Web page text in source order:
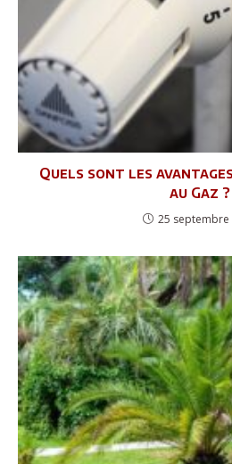
Quels sont les
au Gaz ?
25 septembre